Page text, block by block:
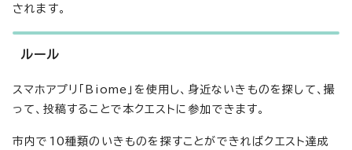
されます。
ルール
スマホアプリ「Biome」を使用し、身近ないきものを探して、撮
って、投稿することで本クエストに参加できます。
市内で10種類のいきものを探すことができればクエスト達成